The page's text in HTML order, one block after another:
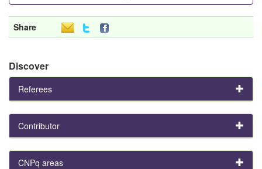
Share
Discover
Referees
Contributor
CNPq areas